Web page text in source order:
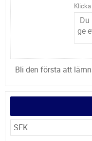
Bli den första att